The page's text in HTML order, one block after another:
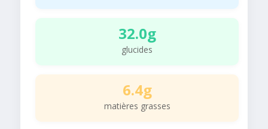
32.0g
glucides
6.4g
matières grasses